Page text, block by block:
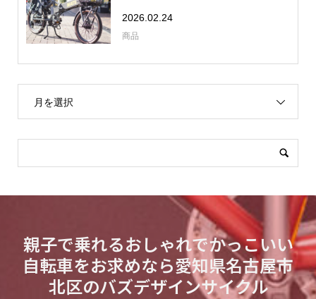
2026.02.24
商品
月を選択
親子で乗れるおしゃれでかっこいい
自転車をお求めなら愛知県名古屋市
北区のバズデザインサイクル